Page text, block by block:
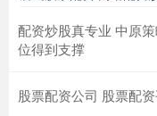
配资炒股真专业 中原
位得到支撑
股票配资公司 股票配